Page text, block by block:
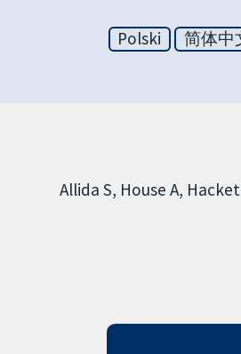
简体中
Polski
Allida S House A